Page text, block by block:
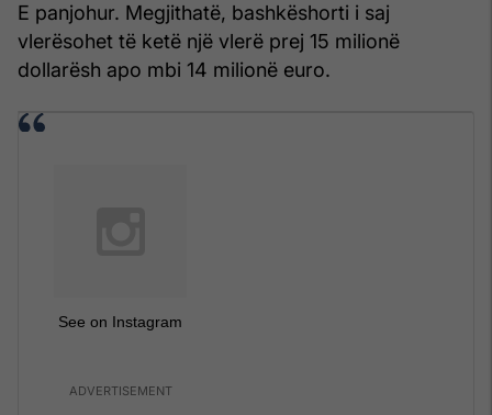
E panjohur. Megjithatë, bashkëshorti i saj
vlerësohet të ketë një vlerë prej 15 milionë
dollarësh apo mbi 14 milionë euro.
See on Instagram